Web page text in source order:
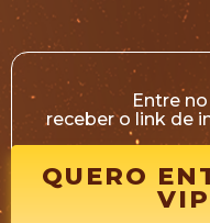
Entre no
receber o link de
QUERO